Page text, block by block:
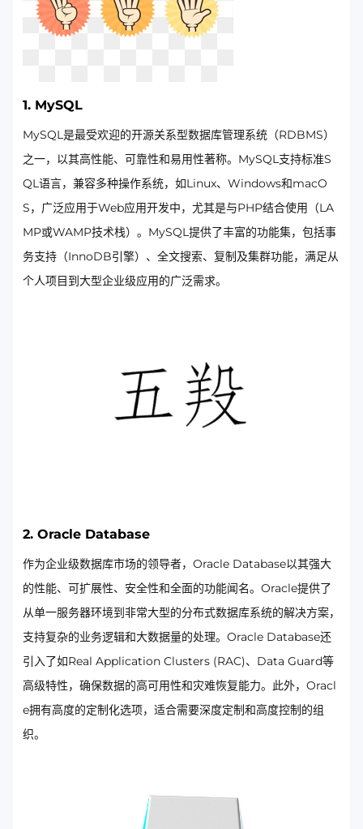
1. MySQL
MySQL是最受欢迎的开源关系型数据库管理系统（RDBMS）
之一，以其高性能、可靠性和易用性著称。MySQL支持标准S
QL语言，兼容多种操作系统，如Linux、Windows和macO
S，广泛应用于Web应用开发中，尤其是与PHP结合使用（LA
MP或WAMP技术栈）。MySQL提供了丰富的功能集，包括事
务支持（InnoDB引擎）、全文搜索、复制及集群功能，满足从
个人项目到大型企业级应用的广泛需求。
2. Oracle Database
作为企业级数据库市场的领导者，Oracle Database以其强大
的性能、可扩展性、安全性和全面的功能闻名。Oracle提供了
从单一服务器环境到非常大型的分布式数据库系统的解决方案，
支持复杂的业务逻辑和大数据量的处理。Oracle Database还
引入了如Real Application Clusters (RAC)、Data Guard等
高级特性，确保数据的高可用性和灾难恢复能力。此外，Oracl
e拥有高度的定制化选项，适合需要深度定制和高度控制的组
织。